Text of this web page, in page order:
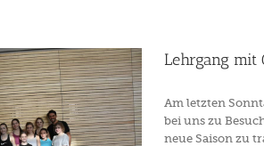
Lehrgang mit
Am letzten
bei uns zu
neue Saison zu